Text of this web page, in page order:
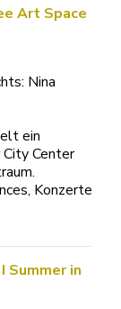
Art Space
Nina
ein
Center
Konzerte
Summer in